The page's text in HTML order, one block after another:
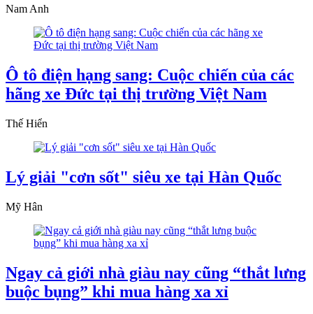
Nam Anh
Ô tô điện hạng sang: Cuộc chiến của các
hãng xe Đức tại thị trường Việt Nam
Thế Hiển
Lý giải "cơn sốt" siêu xe tại Hàn Quốc
Mỹ Hân
Ngay cả giới nhà giàu nay cũng “thắt lưng
buộc bụng” khi mua hàng xa xỉ